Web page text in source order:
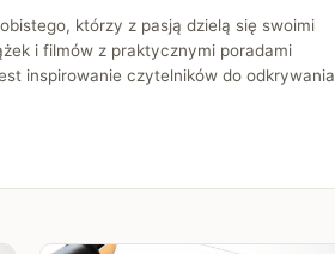
którzy z pasją dzielą się swoimi
i filmów z praktycznymi poradami
inspirowanie czytelników do odkrywania